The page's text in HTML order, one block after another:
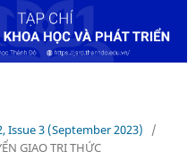
Issue 3 (September 2023)
/
GIAO TRI THỨC